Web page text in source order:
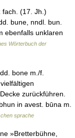
(17. Jh.)
bune, nndl. bun.
ebenfalls unklaren
Wörterbuch der
bone m./f.
zurückführen.
in avest. būna m.
sprache
»Bretterbühne,